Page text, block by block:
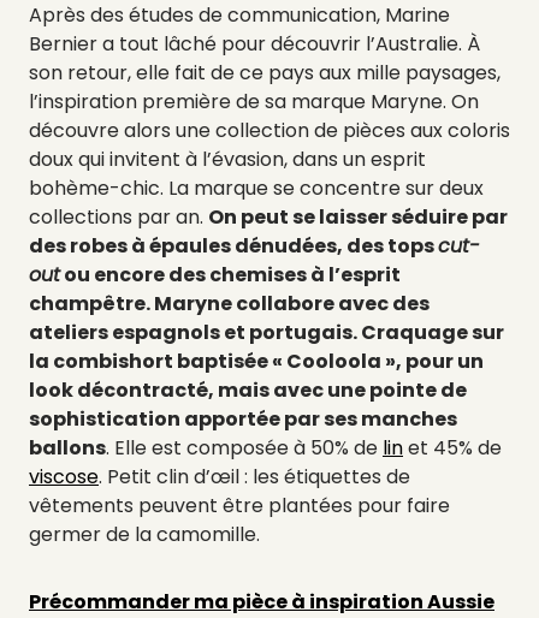
Après des études de communication, Marine
Bernier a tout lâché pour découvrir l’Australie. À
son retour, elle fait de ce pays aux mille paysages,
l’inspiration première de sa marque Maryne. On
découvre alors une collection de pièces aux coloris
doux qui invitent à l’évasion, dans un esprit
bohème-chic. La marque se concentre sur deux
collections par an. On peut se laisser séduire par
des robes à épaules dénudées, des topscut-
outou encore des chemises à l’esprit
champêtre. Maryne collabore avec des
ateliers espagnols et portugais. Craquage sur
la combishort baptisée « Cooloola », pour un
look décontracté, mais avec une pointe de
sophistication apportée par ses manches
ballons. Elle est composée à 50% de linet 45% de
viscose. Petit clin d’œil : les étiquettes de
vêtements peuvent être plantées pour faire
germer de la camomille.
Précommander ma pièce à inspiration Aussie